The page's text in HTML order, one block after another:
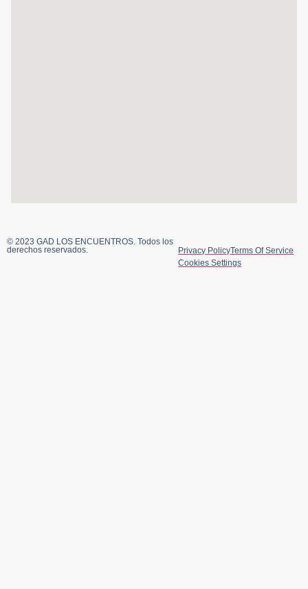
© 2023 GAD LOS ENCUENTROS. Todos los
derechos reservados.
Privacy PolicyTerms Of Service
Cookies Settings